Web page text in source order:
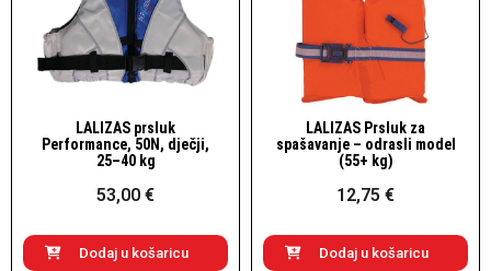
Brzi pogled
LALIZAS prsluk
Performance, 50N, dječji,
25–40 kg
53,00 €
Dodaj u košaricu
Brzi pogled
LALIZAS Prsluk za
spašavanje – odrasli model
(55+ kg)
12,75 €
Dodaj u košaricu